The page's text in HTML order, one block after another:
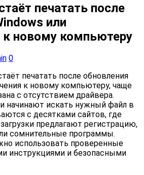
печатать после
или
новому компьютеру
0
печатать после обновления
к новому компьютеру, чаще
с отсутствием драйвера.
начинают искать нужный файл в
с десятками сайтов, где
предлагают регистрацию,
сомнительные программы.
использовать проверенные
инструкциями и безопасными